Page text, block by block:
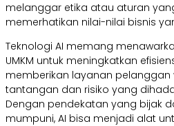
melanggar etika atau aturan
memerhatikan nilai-nilai bisnis
Teknologi AI memang
UMKM untuk meningkatkan
memberikan layanan pelanggan
tantangan dan risiko yang
Dengan pendekatan yang bijak
mumpuni, AI bisa menjadi alat